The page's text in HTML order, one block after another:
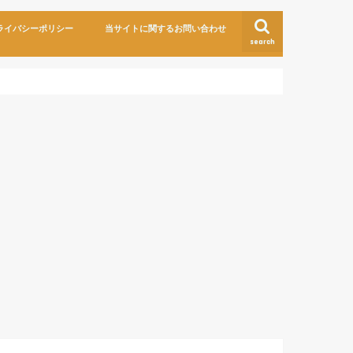
search
イバシーポリシー 当サイトに関するお問い合わせ